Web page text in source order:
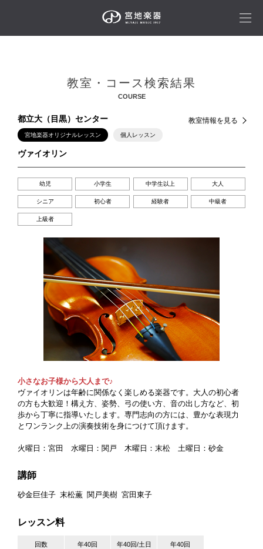
教室・コース検索結果
COURSE
都立大（目黒）センター 教室情報を見る
宮地楽器オリジナルレッスン 個人レッスン
ヴァイオリン
幼児 小学生 中学生以上 大人
シニア 初心者 経験者 中級者
上級者
小さなお子様から大人まで♪
ヴァイオリンは年齢に関係なく楽しめる楽器です。大人の初心者
の方も大歓迎！構え方、姿勢、弓の使い方、音の出し方など、初
歩から丁寧に指導いたします。専門志向の方には、豊かな表現力
とワンランク上の演奏技術を身につけて頂けます。
火曜日：宮田 水曜日：関戸 木曜日：末松 土曜日：砂金
講師
砂金巨佳子 末松薫 関戸美樹 宮田東子
レッスン料
回数 年40回 年40回/土日 年40回